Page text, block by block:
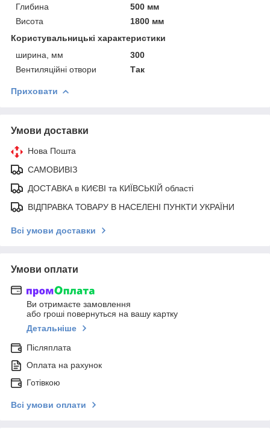
Глибина
500 мм
Висота
1800 мм
Користувальницькі характеристики
ширина, мм
300
Вентиляційні отвори
Так
Приховати
Умови доставки
Нова Пошта
САМОВИВІЗ
ДОСТАВКА в КИЄВІ та КИЇВСЬКІЙ області
ВІДПРАВКА ТОВАРУ В НАСЕЛЕНІ ПУНКТИ УКРАЇНИ
Всі умови доставки
Умови оплати
Ви отримаєте замовлення
або гроші повернуться на вашу картку
Детальніше
Післяплата
Оплата на рахунок
Готівкою
Всі умови оплати